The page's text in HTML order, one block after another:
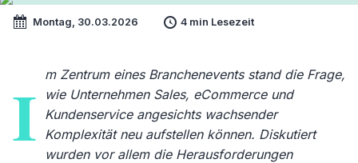
Montag, 30.03.2026 4 min Lesezeit
I m Zentrum eines Branchenevents stand die Frage,
wie Unternehmen Sales, eCommerce und
Kundenservice angesichts wachsender
Komplexität neu aufstellen können. Diskutiert
wurden vor allem die Herausforderungen